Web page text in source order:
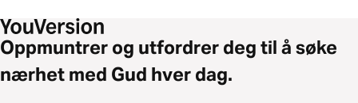
Oppmuntrer og utfordrer deg til å søke
nærhet med Gud hver dag.